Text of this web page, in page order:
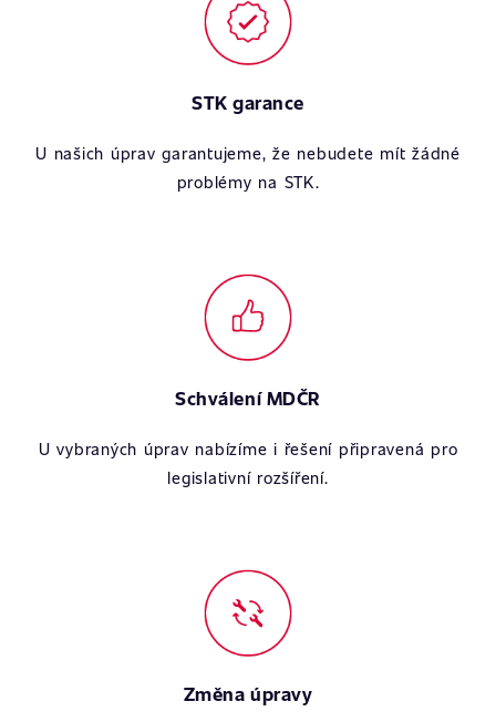
STK garance
U našich úprav garantujeme, že nebudete mít žádné
problémy na STK.
Schválení MDČR
U vybraných úprav nabízíme i řešení připravená pro
legislativní rozšíření.
Změna úpravy